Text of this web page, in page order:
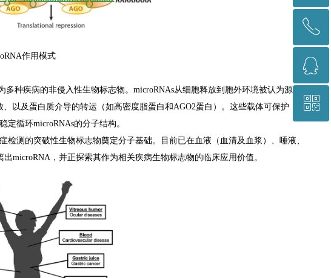
作用模式
种疾病的非侵入性生物标志物。microRNAs从细胞释放到胞外环境被认为源于
以及蛋白质介导的转运（如高密度脂蛋白和AGO2蛋白）。这些载体可保护
循环microRNAs的分子结构。
测的突破性生物标志物奠定分子基础。目前已在血液（血清及血浆）、唾液、
microRNA，并正探索其作为相关疾病生物标志物的临床应用价值。
回到顶部
ꂅ
021-64878766
ꁗ
1367228340
ꀥ